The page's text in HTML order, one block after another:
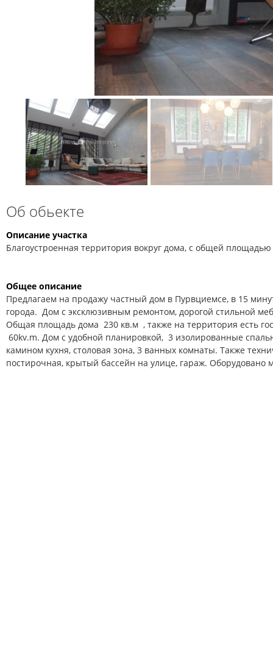
Об обьекте
Описание участка
Благоустроенная территория вокруг дома, с общей
Общее описание
Предлагаем на продажу частный дом в Пурвциемсе, в 15
города. Дом с эксклюзивным ремонтом, дорогой стильной
Общая площадь дома 230 кв.м , также на территория есть
60kv.m. Дом с удобной планировкой, 3 изолированные
камином кухня, столовая зона, 3 ванных комнаты. Также
постирочная, крытый бассейн на улице, гараж. Оборудовано